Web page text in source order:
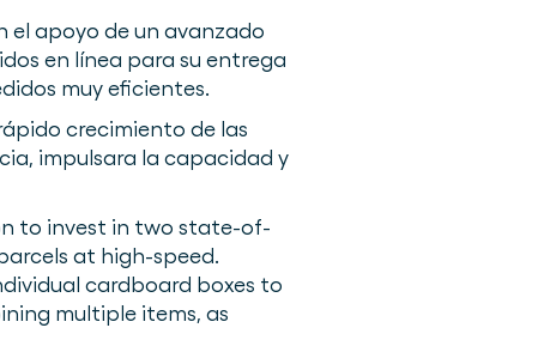
el apoyo de un avanzado
en línea para su entrega
muy eficientes.
crecimiento de las
impulsara la capacidad y
to invest in two state-of-
at high-speed.
cardboard boxes to
multiple items, as